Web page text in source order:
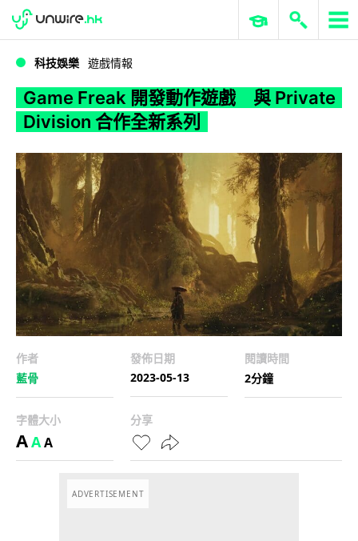
WWDC 2026 ERP 與商業 AI
科技娛樂 遊戲情報
Game Freak 開發動作遊戲 與 Private
Division 合作全新系列
作者
藍骨
發佈日期
2023-05-13
閱讀時間
2分鐘
字體大小
AAA
分享
ADVERTISEMENT